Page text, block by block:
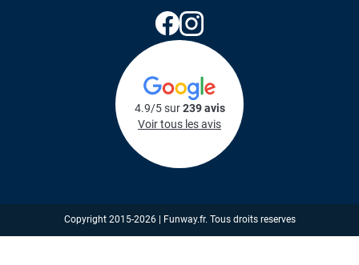
4.9/5 sur239 avis
Voir tous les avis
Copyright 2015-2026 | Funway.fr. Tous droits reserves